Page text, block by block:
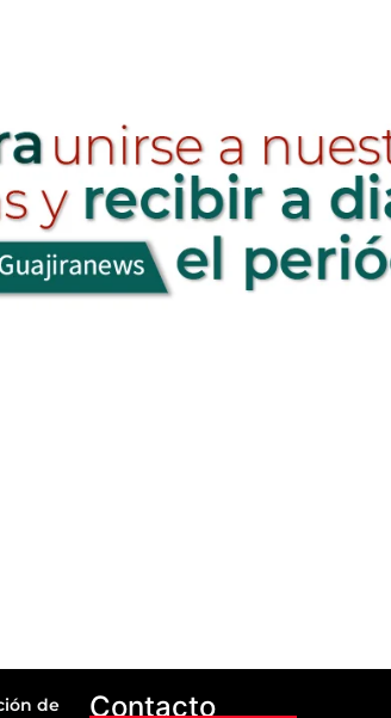
de Contacto